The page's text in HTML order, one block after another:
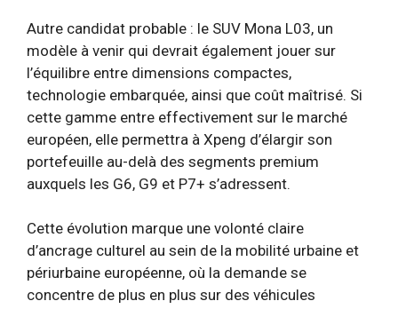
Autre candidat probable : le SUV Mona L03, un
modèle à venir qui devrait également jouer sur
l’équilibre entre dimensions compactes,
technologie embarquée, ainsi que coût maîtrisé. Si
cette gamme entre effectivement sur le marché
européen, elle permettra à Xpeng d’élargir son
portefeuille au-delà des segments premium
auxquels les G6, G9 et P7+ s’adressent.
Cette évolution marque une volonté claire
d’ancrage culturel au sein de la mobilité urbaine et
périurbaine européenne, où la demande se
concentre de plus en plus sur des véhicules